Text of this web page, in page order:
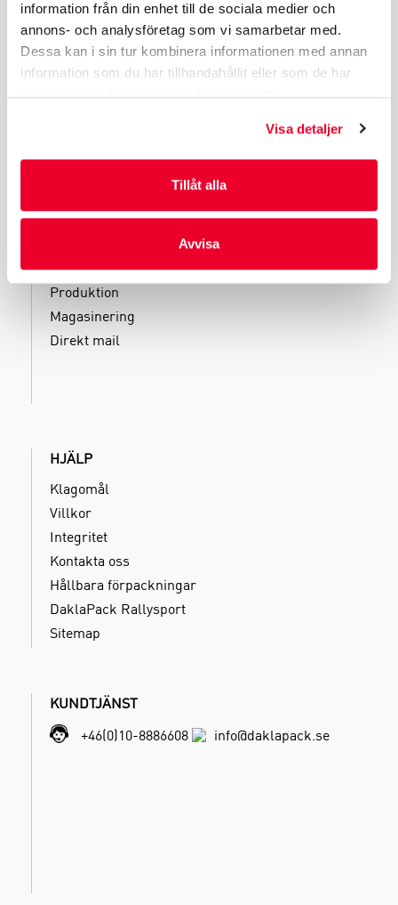
information från din enhet till de sociala medier och
annons- och analysföretag som vi samarbetar med.
Dessa kan i sin tur kombinera informationen med annan
information som du har tillhandahållit eller som de har
samlat in när du har använt deras tjänster.
Visa detaljer
Tillåt alla
Avvisa
REKLAMFÖRPACKNINGAR
LAMINERADE FÖRPACKNINGAR
KUVERT OCH POSTFÖRPACKNINGAR
LÄKEMEDELSFÖRPACKNINGAR
TJÄNSTER
Filling
Produktion
Magasinering
Direkt mail
HJÄLP
Klagomål
Villkor
Integritet
Kontakta oss
Hållbara förpackningar
DaklaPack Rallysport
Sitemap
KUNDTJÄNST
+46(0)10-8886608
info@daklapack.se